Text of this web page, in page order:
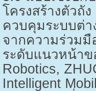
โครงสร้างตัวถั
ควบคุมระบบต่า
จากความร่วม
ระดับแนวหน้าข
Robotics,
Intelligent